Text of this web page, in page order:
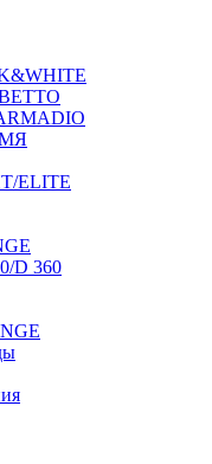
ELITE
D 360